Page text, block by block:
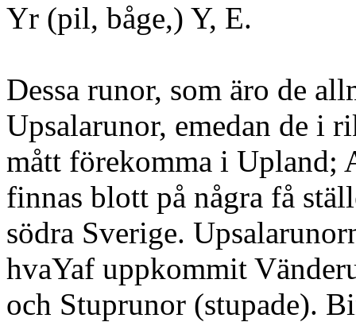
Yr (pil, båge,) Y, E.
Dessa runor, som äro de
Upsalarunor, emedan de i
mått förekomma i Upland;
finnas blott på några få
södra Sverige.
hvaYaf uppkommit
och Stuprunor (stupade).